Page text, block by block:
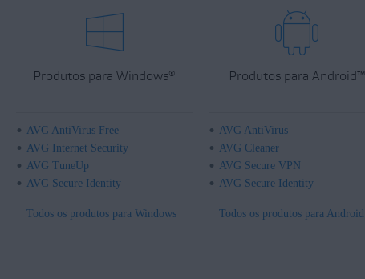
Produtos para Windows®
AVG AntiVirus Free
AVG Internet Security
AVG TuneUp
AVG Secure Identity
Todos os produtos para Windows
Produtos para Android™
AVG AntiVirus
AVG Cleaner
AVG Secure VPN
AVG Secure Identity
Todos os produtos para Android